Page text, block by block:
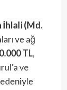
İhlali (Md.
ve ağ
TL,
ve